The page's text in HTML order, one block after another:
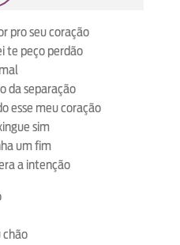
pro seu coração
te peço perdão
da separação
esse meu coração
sim
um fim
a intenção
chão